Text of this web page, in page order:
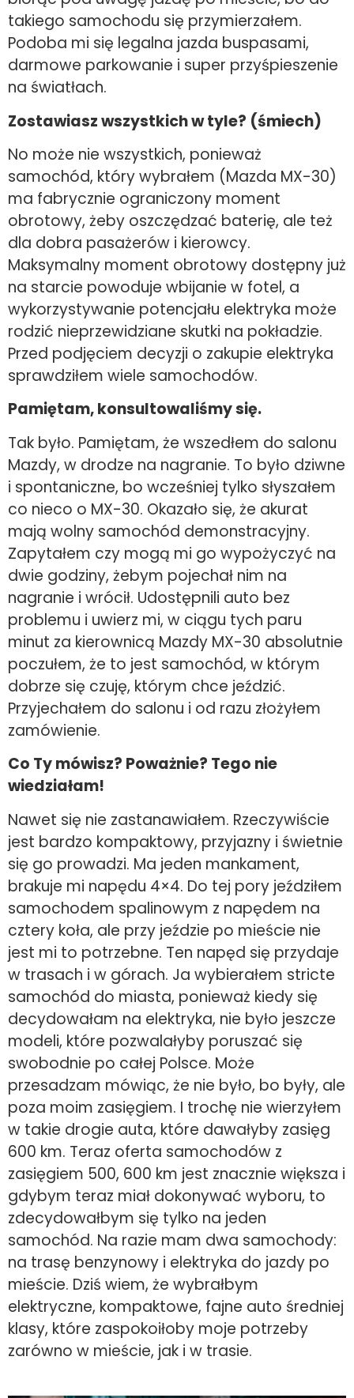
takiego samochodu się przymierzałem.
Podoba mi się legalna jazda buspasami,
darmowe parkowanie i super przyśpieszenie
na światłach.
Zostawiasz wszystkich w tyle? (śmiech)
No może nie wszystkich, ponieważ
samochód, który wybrałem (Mazda MX-30)
ma fabrycznie ograniczony moment
obrotowy, żeby oszczędzać baterię, ale też
dla dobra pasażerów i kierowcy.
Maksymalny moment obrotowy dostępny już
na starcie powoduje wbijanie w fotel, a
wykorzystywanie potencjału elektryka może
rodzić nieprzewidziane skutki na pokładzie.
Przed podjęciem decyzji o zakupie elektryka
sprawdziłem wiele samochodów.
Pamiętam, konsultowaliśmy się.
Tak było. Pamiętam, że wszedłem do salonu
Mazdy, w drodze na nagranie. To było dziwne
i spontaniczne, bo wcześniej tylko słyszałem
co nieco o MX-30. Okazało się, że akurat
mają wolny samochód demonstracyjny.
Zapytałem czy mogą mi go wypożyczyć na
dwie godziny, żebym pojechał nim na
nagranie i wrócił. Udostępnili auto bez
problemu i uwierz mi, w ciągu tych paru
minut za kierownicą Mazdy MX-30 absolutnie
poczułem, że to jest samochód, w którym
dobrze się czuję, którym chce jeździć.
Przyjechałem do salonu i od razu złożyłem
zamówienie.
Co Ty mówisz? Poważnie? Tego nie
wiedziałam!
Nawet się nie zastanawiałem. Rzeczywiście
jest bardzo kompaktowy, przyjazny i świetnie
się go prowadzi. Ma jeden mankament,
brakuje mi napędu 4×4. Do tej pory jeździłem
samochodem spalinowym z napędem na
cztery koła, ale przy jeździe po mieście nie
jest mi to potrzebne. Ten napęd się przydaje
w trasach i w górach. Ja wybierałem stricte
samochód do miasta, ponieważ kiedy się
decydowałam na elektryka, nie było jeszcze
modeli, które pozwalałyby poruszać się
swobodnie po całej Polsce. Może
przesadzam mówiąc, że nie było, bo były, ale
poza moim zasięgiem. I trochę nie wierzyłem
w takie drogie auta, które dawałyby zasięg
600 km. Teraz oferta samochodów z
zasięgiem 500, 600 km jest znacznie większa i
gdybym teraz miał dokonywać wyboru, to
zdecydowałbym się tylko na jeden
samochód. Na razie mam dwa samochody:
na trasę benzynowy i elektryka do jazdy po
mieście. Dziś wiem, że wybrałbym
elektryczne, kompaktowe, fajne auto średniej
klasy, które zaspokoiłoby moje potrzeby
zarówno w mieście, jak i w trasie.